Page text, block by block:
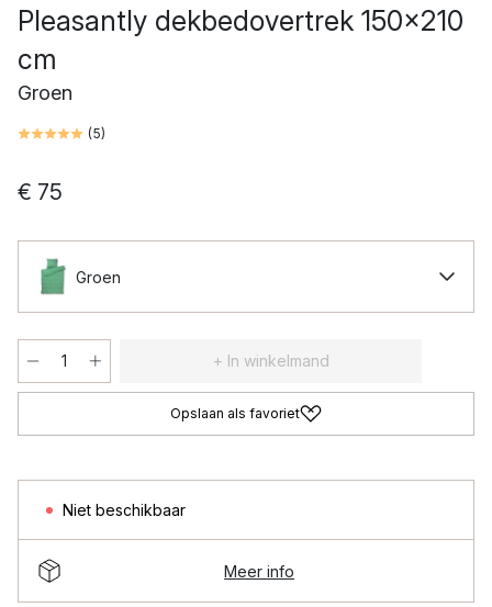
Pleasantly dekbedovertrek 150x210
cm
Groen
(5)
€ 75
Groen
+ In winkelmand
Opslaan als favoriet
Niet beschikbaar
Meer info